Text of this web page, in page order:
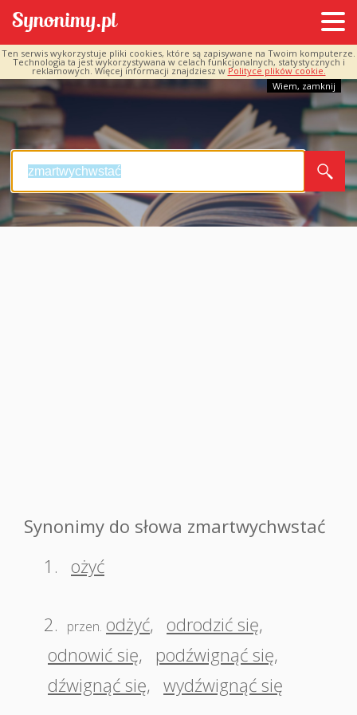
Ten serwis wykorzystuje pliki cookies, które są zapisywane na Twoim komputerze.
Technologia ta jest wykorzystywana w celach funkcjonalnych, statystycznych i
reklamowych. Więcej informacji znajdziesz w Polityce plików cookie.
Wiem, zamknij
Synonimy do słowa zmartwychwstać
1.
ożyć
2. przen. odżyć, odrodzić się,
odnowić się, podźwignąć się,
dźwignąć się, wydźwignąć się